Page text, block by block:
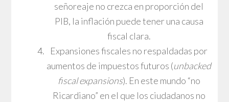
señoreaje no crezca en proporción del
PIB, la inflación puede tener una causa
fiscal clara.
Expansiones fiscales no respaldadas por
aumentos de impuestos futuros (unbacked
fiscal expansions). En este mundo “no
Ricardiano” en el que los ciudadanos no